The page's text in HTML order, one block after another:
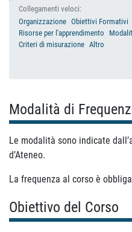
Collegamenti veloci:
Organizzazione Obiettivi Formativi
Risorse per l'apprendimento
Criteri di misurazione Altro
Modalità di
Le modalità sono indicate
d’Ateneo.
La frequenza al corso è
Obiettivo del Corso